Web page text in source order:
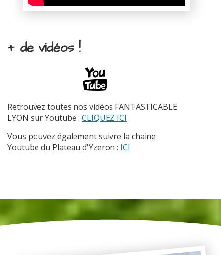
+ de vidéos !
Retrouvez toutes nos vidéos FANTASTICABLE
LYON sur Youtube : CLIQUEZ ICI
Vous pouvez également suivre la chaine
Youtube du Plateau d'Yzeron : ICI